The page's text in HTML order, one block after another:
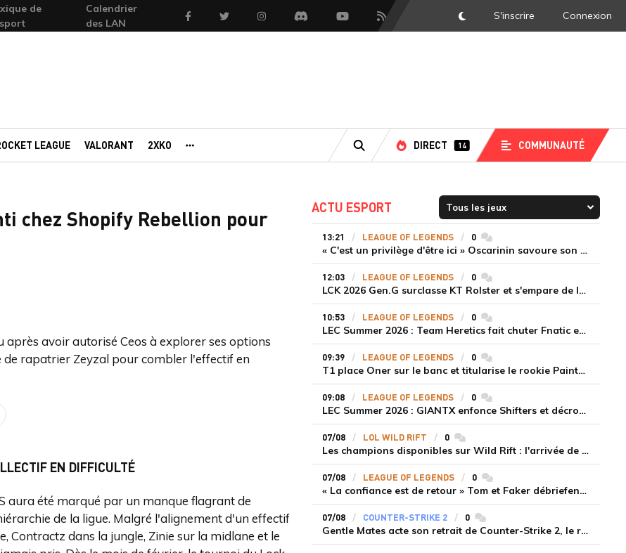
de
Calendrier
des LAN
FacebookTwitter InstagramDiscord YoutubeFlux RSS DarkMode
S'inscrire Connexion
LEAGUE VALORANT 2XKO
RECHERCHE
DIRECT 14 COMMUNAUTÉ
chez Shopify Rebellion pour
après avoir autorisé Ceos à explorer ses options
de rapatrier Zeyzal pour combler l'effectif en
EN DIFFICULTÉ
aura été marqué par un manque flagrant de
de la ligue. Malgré l'alignement d'un effectif
Contractz dans la jungle, Zinie sur la midlane et le
ACTU ESPORT
13:21 LEAGUE OF LEGENDS 0commentaires
« C'est un privilège d'être ici » Oscarinin savoure son retour en LEC et prépare sa revanche
12:03 LEAGUE OF LEGENDS 0commentaires
LCK 2026 Gen.G surclasse KT Rolster et s'empare de la deuxième place du Legend Group
10:53 LEAGUE OF LEGENDS 0commentaires
LEC Summer 2026 : Team Heretics fait chuter Fnatic et lance enfin sa saison estivale
09:39 LEAGUE OF LEGENDS 0commentaires
T1 place Oner sur le banc et titularise le rookie Painter face à Hanwha Life Esports
09:08 LEAGUE OF LEGENDS 0commentaires
LEC Summer 2026 : GIANTX enfonce Shifters et décroche sa première victoire
07/08 LOL WILD RIFT 0commentaires
Les champions disponibles sur Wild Rift : l'arrivée de Cho'Gath
07/08 LEAGUE OF LEGENDS 0commentaires
« La confiance est de retour » Tom et Faker débriefent la victoire convaincante de T1 face à Dplus KIA
07/08 COUNTER-STRIKE 2 0commentaires
Gentle Mates acte son retrait de Counter-Strike 2, le roster ibérique libéré